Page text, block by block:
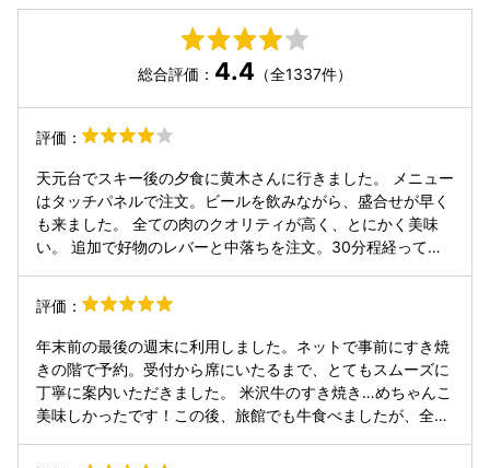
総合評価： 4.4 （全1337件）
評価：
天元台でスキー後の夕食に黄木さんに行きました。 メニュー
はタッチパネルで注文。ビールを飲みながら、盛合せが早く
も来ました。 全ての肉のクオリティが高く、とにかく美味
い。 追加で好物のレバーと中落ちを注文。30分程経っても
いたのか… しかし、そんな事は気にせずにレバーをいただく
と、クセが全くなく衝撃的な美味さでした。 その後、ハラミ
等も追加し、なかなかの金額でしたが、納得の美味さで大満
足でした。 店を後にし飲みに行きましたが、店の方に黄木さ
んで食べて来た事をお話しましたが、黄木さんが一番美味い
との回答で、本当に行って良かったです。 これから他店の焼
肉が食べられるか不安です。
評価：
年末前の最後の週末に利用しました。ネットで事前にすき焼
きの階で予約。受付から席にいたるまで、とてもスムーズに
丁寧に案内いただきました。 米沢牛のすき焼き…めちゃんこ
美味しかったです！この後、旅館でも牛食べましたが、全然
があって、特別なレストランに来たことを実感できます。隣